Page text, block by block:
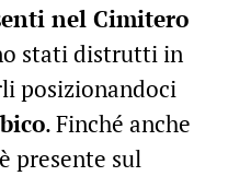
nel Cimitero
stati distrutti in
posizionandoci
. Finché anche
presente sul